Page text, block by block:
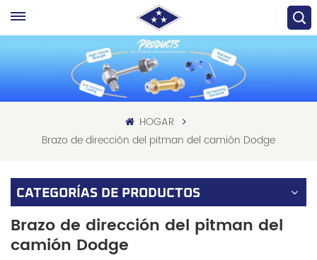
HOGAR
Brazo de dirección del pitman del camión Dodge
CATEGORÍAS DE PRODUCTOS
Brazo de dirección del pitman del
camión Dodge